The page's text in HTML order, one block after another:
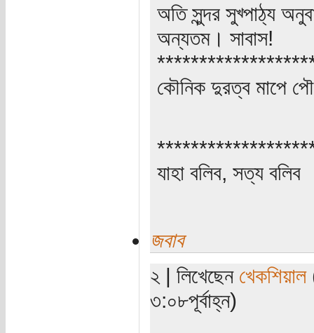
অতি সুন্দর সুখ্পাঠ্য
অন্যতম। সাবাস!
কৌনিক দুরত্ব মাপে
যাহা বলিব, সত্য বলিব
জবাব
২ | লিখেছেন খেকশিয়াল
৩:০৮পূর্বাহ্ন)